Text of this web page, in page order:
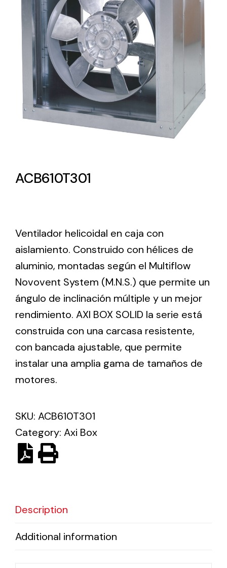
Lighting and Electrical
Equipment
Complete solutions in lighting and electrical
material for each project and need
Amplia gama de ventiladores y equipos de
ventilación industriales
Ventilation
The incorporation of Novovent into the group
meant a greater offer of ventilation products for
different uses
Iluminación Solar
de necesidades.
Variety of solar solutions for all kinds of needs.
ACB610T301
Ventilador helicoidal en caja con
aislamiento. Construido con hélices de
aluminio, montadas según el Multiflow
Novovent System (M.N.S.) que permite un
ángulo de inclinación múltiple y un mejor
rendimiento. AXI BOX SOLID la serie está
construida con una carcasa resistente,
con bancada ajustable, que permite
instalar una amplia gama de tamaños de
motores.
SKU: ACB610T301
Category: Axi Box
Description
Additional information